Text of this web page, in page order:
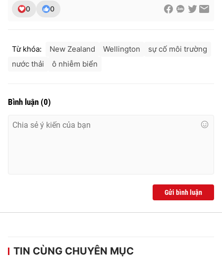
0 0
Từ khóa: New Zealand Wellington
sự cố môi trường
nước thải
ô nhiễm biển
Bình luận (0)
Gửi bình luận
TIN CÙNG CHUYÊN MỤC